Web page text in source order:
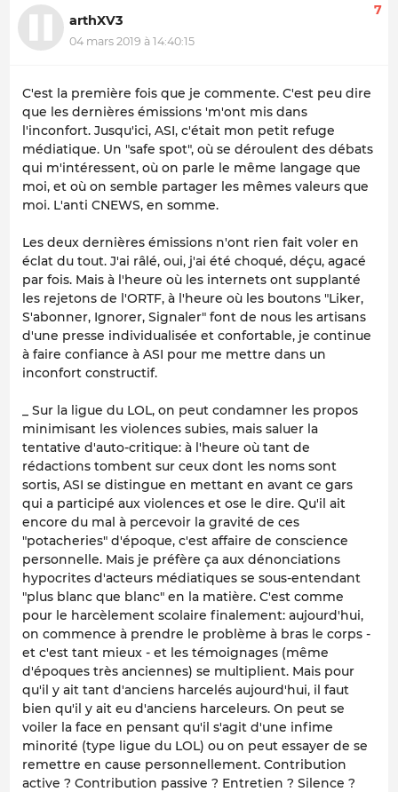
arthXV3
04 mars 2019 à 14:40:15
7
C'est la première fois que je commente. C'est peu dire
que les dernières émissions 'm'ont mis dans
l'inconfort. Jusqu'ici, ASI, c'était mon petit refuge
médiatique. Un "safe spot", où se déroulent des débats
qui m'intéressent, où on parle le même langage que
moi, et où on semble partager les mêmes valeurs que
moi. L'anti CNEWS, en somme.
Les deux dernières émissions n'ont rien fait voler en
éclat du tout. J'ai râlé, oui, j'ai été choqué, déçu, agacé
par fois. Mais à l'heure où les internets ont supplanté
les rejetons de l'ORTF, à l'heure où les boutons "Liker,
S'abonner, Ignorer, Signaler" font de nous les artisans
d'une presse individualisée et confortable, je continue
à faire confiance à ASI pour me mettre dans un
inconfort constructif.
_ Sur la ligue du LOL, on peut condamner les propos
minimisant les violences subies, mais saluer la
tentative d'auto-critique: à l'heure où tant de
rédactions tombent sur ceux dont les noms sont
sortis, ASI se distingue en mettant en avant ce gars
qui a participé aux violences et ose le dire. Qu'il ait
encore du mal à percevoir la gravité de ces
"potacheries" d'époque, c'est affaire de conscience
personnelle. Mais je préfère ça aux dénonciations
hypocrites d'acteurs médiatiques se sous-entendant
"plus blanc que blanc" en la matière. C'est comme
pour le harcèlement scolaire finalement: aujourd'hui,
on commence à prendre le problème à bras le corps -
et c'est tant mieux - et les témoignages (même
d'époques très anciennes) se multiplient. Mais pour
qu'il y ait tant d'anciens harcelés aujourd'hui, il faut
bien qu'il y ait eu d'anciens harceleurs. On peut se
voiler la face en pensant qu'il s'agit d'une infime
minorité (type ligue du LOL) ou on peut essayer de se
remettre en cause personnellement. Contribution
active ? Contribution passive ? Entretien ? Silence ?